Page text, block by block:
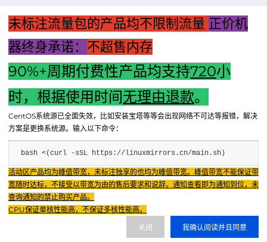
于家
庭宽
带用
户而
重要性
下一篇：断电情况下主机电源的处理与保护策略
Fenxun Tech 飞讯科技旗下云平台，相关服务主体：
重庆飞讯科技有限公司|中国电信股份有限公司荣昌分公司 提供网络服务 |
重庆飞讯科技有限公司|酷盾 提供CDN服务
渝ICP备2024034038号-1
渝公网安备50022602000851号
渝ICP证2024034038号 |
未标注流量包的产品均不限制流量 正价机
器终身承诺： 不超售内存
90%+周期付费性产品均支持720小
时，根据使用时间无理由退款。
CentOS系统源已全面失效，比如安装宝塔等等会出现网络不可达等报错，解决
方案是更换系统源。输入以下命令：
bash <(curl -sSL https://linuxmirrors.cn/main.sh)
活动区产品均为峰值带宽，未标注独享的也均为峰值带宽。峰值带宽不能保证带
宽随时达标，不接受以带宽为由的售后要求和说辞。通知查看即为通知到位，未
查询通知的禁止购买产品。
CPU保证单核性能高，不保证多核性能高。
我确认阅读并且同意
关闭